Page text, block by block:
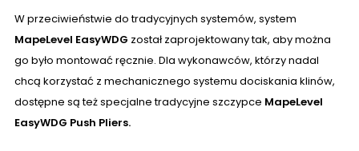
W przeciwieństwie do tradycyjnych systemów, system
MapeLevel EasyWDG został zaprojektowany tak, aby można
go było montować ręcznie. Dla wykonawców, którzy nadal
chcą korzystać z mechanicznego systemu dociskania klinów,
dostępne są też specjalne tradycyjne szczypce MapeLevel
EasyWDG Push Pliers.